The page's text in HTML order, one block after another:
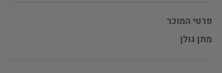
פרטי המוכר
מתן גולן